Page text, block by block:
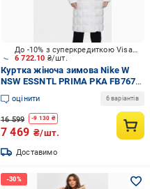
6 722.10 ₴/шт.
До -10% з суперкредиткою Visa Вигода
Куртка жіноча зимова Nike W
NSW ESSNTL PRIMA PKA FB7670-
100 р.L біла
оцінити 6 варіантів
16 599 -9 130 ₴
7 469 ₴/шт.
Доставимо